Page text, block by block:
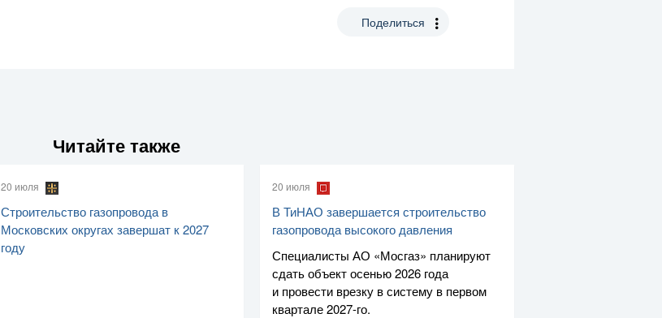
Поделиться
Читайте также
20 июля
Строительство газопровода в
Московских округах завершат к 2027
году
20 июля
В ТиНАО завершается строительство
газопровода высокого давления
Специалисты АО «Мосгаз» планируют
сдать объект осенью 2026 года
и провести врезку в систему в первом
квартале2027-го.